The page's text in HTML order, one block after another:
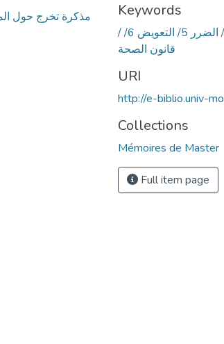
مذكرة تخرج حول
Keywords
/ المسؤولية الإدارية 2/ النشاط الطبي 3/المرافق الصحية 4/ الضرر 5/ التعويض 6/
قانون الصحة
URI
http://e-biblio.univ-
Collections
Mémoires de Master
Full item page